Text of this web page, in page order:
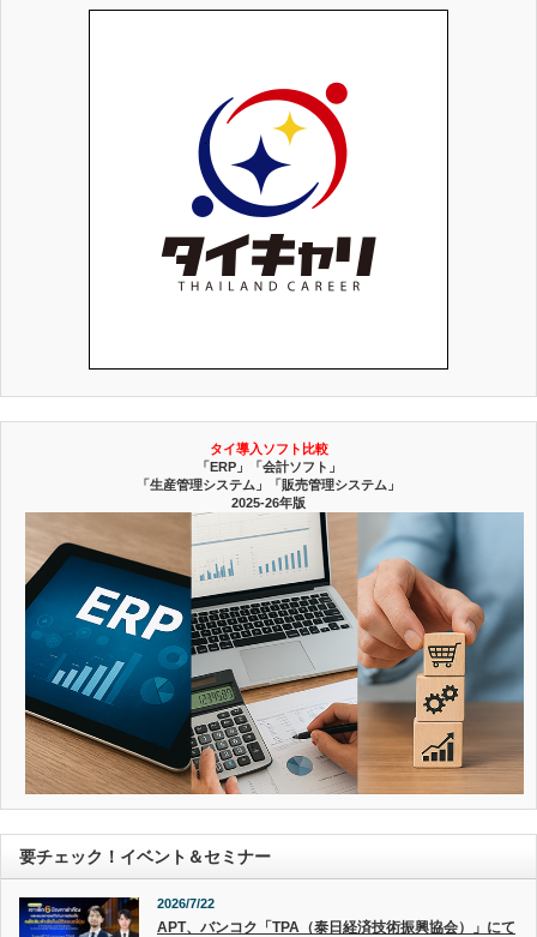
タイ導入ソフト比較
「ERP」「会計ソフト」
「生産管理システム」「販売管理システム」
2025-26年版
要チェック！イベント＆セミナー
2026/7/22
APT、バンコク「TPA（泰日経済技術振興協会）」にて